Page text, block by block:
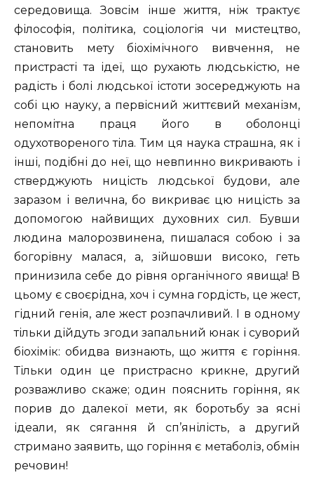
середовища. Зовсім інше життя, ніж трактує
філософія, політика, соціологія чи мистецтво,
становить мету біохімічного вивчення, не
пристрасті та ідеї, що рухають людськістю, не
радість і болі людської істоти зосереджують на
собі цю науку, а первісний життєвий механізм,
непомітна праця його в оболонці
одухотвореного тіла. Тим ця наука страшна, як і
інші, подібні до неї, що невпинно викривають і
стверджують ницість людської будови, але
заразом і велична, бо викриває цю ницість за
допомогою найвищих духовних сил. Бувши
людина малорозвинена, пишалася собою і за
богорівну малася, а, зійшовши високо, геть
принизила себе до рівня органічного явища! В
цьому є своєрідна, хоч і сумна гордість, це жест,
гідний генія, але жест розпачливий. І в одному
тільки дійдуть згоди запальний юнак і суворий
біохімік: обидва визнають, що життя є горіння.
Тільки один це пристрасно крикне, другий
розважливо скаже; один пояснить горіння, як
порив до далекої мети, як боротьбу за ясні
ідеали, як сягання й сп’янілість, а другий
стримано заявить, що горіння є метаболіз, обмін
речовин!